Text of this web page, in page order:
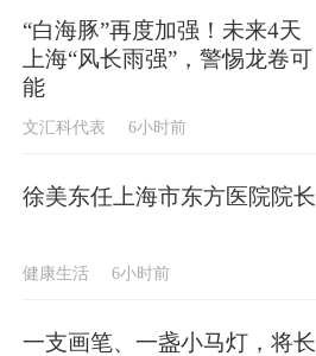
“白海豚”再度加强！未来4天
上海“风长雨强”，警惕龙卷可
能
文汇科代表 6小时前
徐美东任上海市东方医院院长
健康生活 6小时前
一支画笔、一盏小马灯，将长